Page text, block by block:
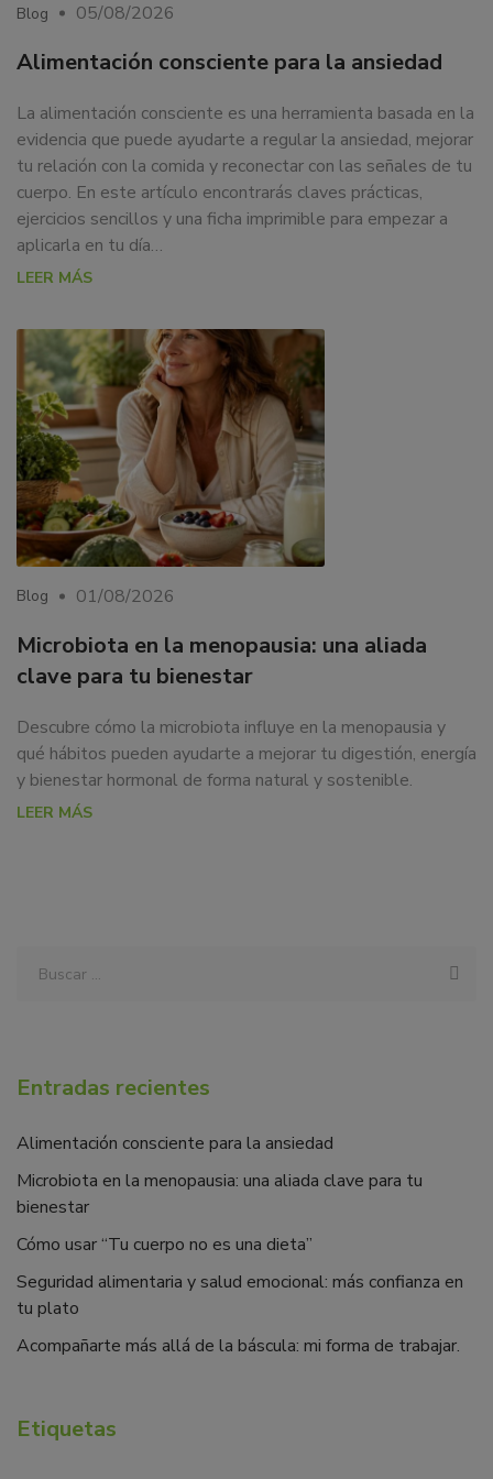
Blog 05/08/2026
Alimentación consciente para la ansiedad
La alimentación consciente es una herramienta basada en la
evidencia que puede ayudarte a regular la ansiedad, mejorar
tu relación con la comida y reconectar con las señales de tu
cuerpo. En este artículo encontrarás claves prácticas,
ejercicios sencillos y una ficha imprimible para empezar a
aplicarla en tu día…
LEER MÁS
Blog 01/08/2026
Microbiota en la menopausia: una aliada
clave para tu bienestar
Descubre cómo la microbiota influye en la menopausia y
qué hábitos pueden ayudarte a mejorar tu digestión, energía
y bienestar hormonal de forma natural y sostenible.
LEER MÁS
Entradas recientes
Alimentación consciente para la ansiedad
Microbiota en la menopausia: una aliada clave para tu
bienestar
Cómo usar “Tu cuerpo no es una dieta”
Seguridad alimentaria y salud emocional: más confianza en
tu plato
Acompañarte más allá de la báscula: mi forma de trabajar.
Etiquetas